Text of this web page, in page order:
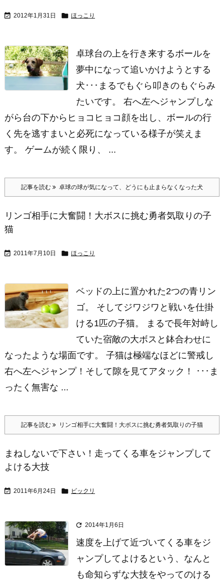
 2012年1月31日  ほっこり
卓球台の上を行き来するボールを
夢中になって追いかけようとする
犬･･･まるでもぐら叩きのもぐらみ
たいです。 右へ左へジャンプしな
がら台の下からヒョコヒョコ顔を出し、ボールの行
く先を逃すまいと必死になっている様子が笑えま
す。 ゲームが続く限り、 ...
記事を読む 卓球の球が気になって、どうにも止まらなくなった犬
リンゴ相手に大奮闘！大ボスに挑む勇者気取りの子
猫
 2011年7月10日  ほっこり
ベッドの上に置かれた2つの青リン
ゴ。 そしてジワジワと戦いを仕掛
ける1匹の子猫。 まるで長年対峙し
ていた宿敵の大ボスと鉢合わせに
なったような場面です。 子猫は極端なほどに警戒し
右へ左へジャンプ！そして隙を見てアタック！ ･･･ま
ったく無害な ...
記事を読む リンゴ相手に大奮闘！大ボスに挑む勇者気取りの子猫
まねしないで下さい！走ってくる車をジャンプして
よける大技
 2011年6月24日  ビックリ
 2014年1月6日
速度を上げて近づいてくる車をジ
ャンプしてよけるという、なんと
も命知らずな大技をやってのける